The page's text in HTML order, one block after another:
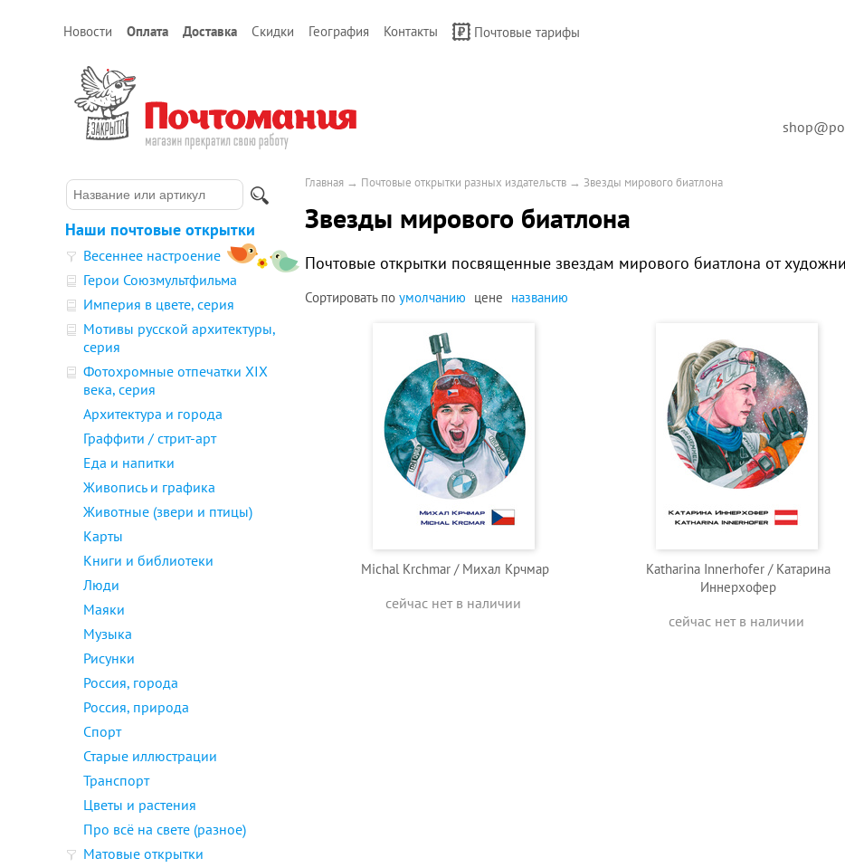
Новости Оплата Доставка Скидки География Контакты Почтовые тарифы
Наши почтовые открытки
Весеннее настроение
Герои Союзмультфильма
Империя в цвете, серия
Мотивы русской архитектуры,
серия
Фотохромные отпечатки XIX
века, серия
Архитектура и города
Граффити / стрит-арт
Еда и напитки
Живопись и графика
Животные (звери и птицы)
Карты
Книги и библиотеки
Люди
Маяки
Музыка
Рисунки
Россия, города
Россия, природа
Спорт
Старые иллюстрации
Транспорт
Цветы и растения
Про всё на свете (разное)
Матовые открытки
Главная → Почтовые открытки разных издательств → Звезды мирового биатлона
Звезды мирового биатлона
Почтовые открытки посвященные звездам мирового биатлона от
Сортировать по умолчанию цене названию
Michal Krchmar / Михал Крчмар
сейчас нет в наличии
Katharina Innerhofer / Катарина
Иннерхофер
сейчас нет в наличии